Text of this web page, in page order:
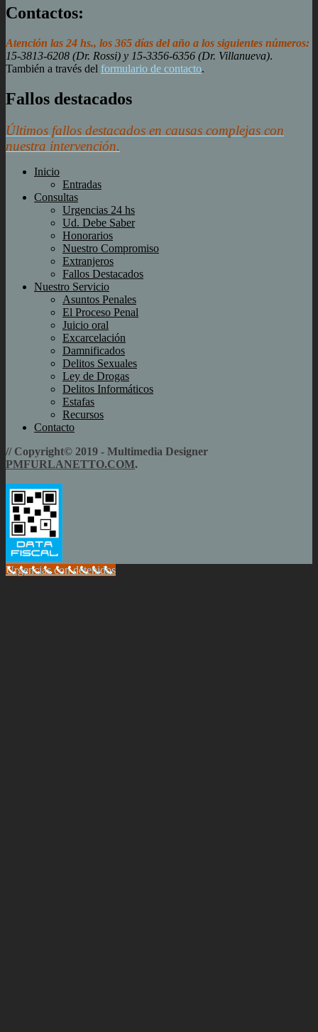
Contactos:
Atención las 24 hs., los 365 días del año a los siguientes números:
15-3813-6208 (Dr. Rossi) y 15-3356-6356 (Dr. Villanueva).
También a través del formulario de contacto.
Fallos destacados
Últimos fallos destacados en causas complejas con
nuestra intervención.
Inicio
Entradas
Consultas
Urgencias 24 hs
Ud. Debe Saber
Honorarios
Nuestro Compromiso
Extranjeros
Fallos Destacados
Nuestro Servicio
Asuntos Penales
El Proceso Penal
Juicio oral
Excarcelación
Damnificados
Delitos Sexuales
Ley de Drogas
Delitos Informáticos
Estafas
Recursos
Contacto
// Copyright© 2019 - Multimedia Designer
PMFURLANETTO.COM.
Urgencias con detenidos